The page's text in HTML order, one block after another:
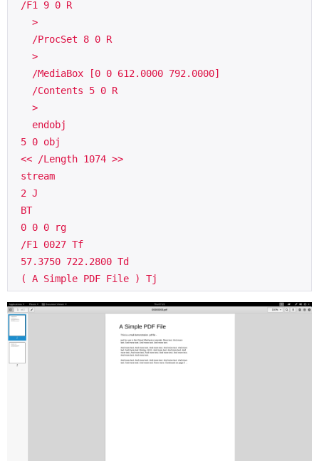
/F1 9 0 R
   >
   /ProcSet 8 0 R
   >
   /MediaBox [0 0 612.0000 792.0000]
   /Contents 5 0 R
   >
   endobj
5 0 obj
<< /Length 1074 >>
stream
2 J
BT
0 0 0 rg
/F1 0027 Tf
57.3750 722.2800 Td
( A Simple PDF File ) Tj